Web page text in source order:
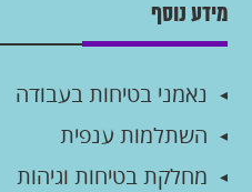
מידע נוסף
נאמני בטיחות בעבודה
השתלמות ענפית
מחלקת בטיחות וגיהות